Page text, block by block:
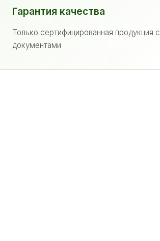
Гарантия качества
Только сертифицированная продукция с
документами